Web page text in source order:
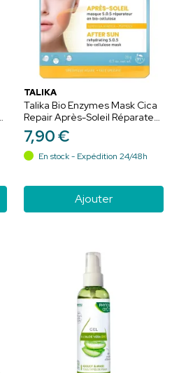
TALIKA
Talika Bio Enzymes Mask Cica
Repair Après-Soleil Réparateur
- 1 Masque
7,90€
En stock - Expédition 24/48h
Ajouter